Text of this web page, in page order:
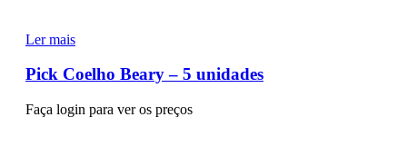
Ler mais
Pick Coelho Beary – 5 unidades
Faça login para ver os preços